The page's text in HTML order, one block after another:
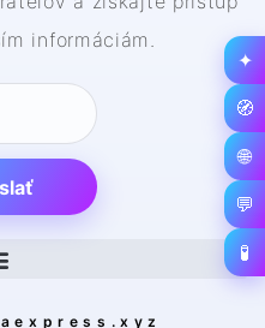
informáciám.
✦
🧭
🌐
💬
🧪